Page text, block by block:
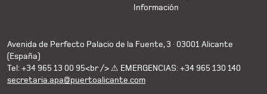
Información
Avenida de Perfecto Palacio de la Fuente, 3 · 03001 Alicante
(España)
Tel: +34 965 13 00 95<br /> ⚠ EMERGENCIAS: +34 965 130 140
secretaria.apa@puertoalicante.com